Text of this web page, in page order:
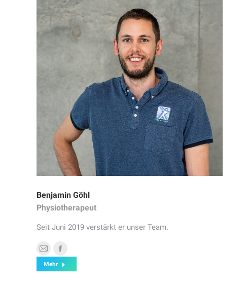
Benjamin Göhl
Physiotherapeut
Seit Juni 2019 verstärkt er unser Team.
E-
mail
Facebook
Mehr